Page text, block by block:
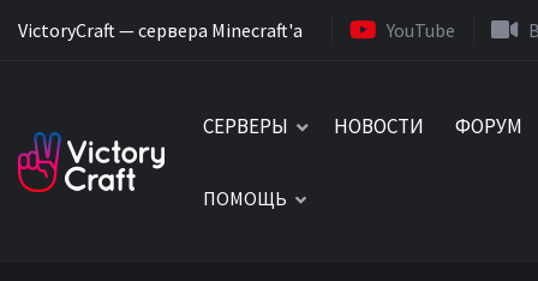
VictoryCraft — сервера Minecraft'a YouTube
СЕРВЕРЫ НОВОСТИ ФОРУМ
ПОМОЩЬ